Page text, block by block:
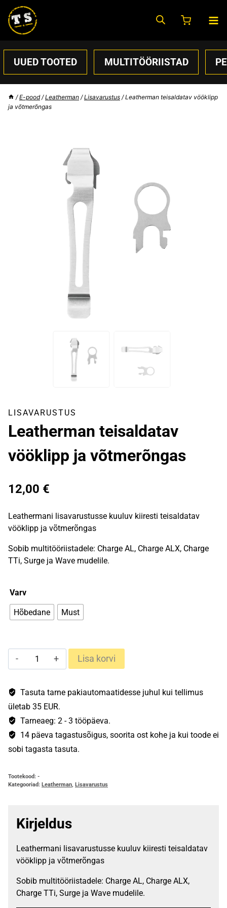
content
UUED TOOTED MULTITÖÖRIISTAD
/ E-pood / Leatherman / Lisavarustus / Leatherman teisaldatav vööklipp
ja võtmerõngas
LISAVARUSTUS
Leatherman teisaldatav
vööklipp ja võtmerõngas
12,00 €
Leathermani lisavarustusse kuuluv kiiresti teisaldatav
vööklipp ja võtmerõngas
Sobib multitööriistadele: Charge AL, Charge ALX, Charge
TTi, Surge ja Wave mudelile.
Varv
Hõbedane Must
Leatherman
teisaldatav
ja
võtmerõngas
Lisa korvi
Tasuta tarne pakiautomaatidesse juhul kui tellimus
ületab 35 EUR.
Tarneaeg: 2 - 3 tööpäeva.
14 päeva tagastusõigus, soorita ost kohe ja kui toode ei
sobi tagasta tasuta.
Tootekood: -
Kategooriad: Leatherman, Lisavarustus
Kirjeldus
Leathermani lisavarustusse kuuluv kiiresti teisaldatav
vööklipp ja võtmerõngas
Sobib multitööriistadele: Charge AL, Charge ALX,
Charge TTi, Surge ja Wave mudelile.